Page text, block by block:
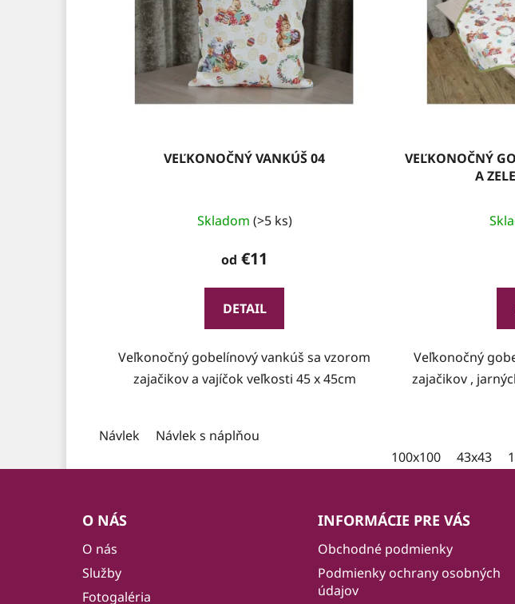
VEĽKONOČNÝ VANKÚŠ 04
Skladom (>5 ks)
od €11
DETAIL
Veľkonočný gobelínový vankúš sa vzorom
zajačikov a vajíčok veľkosti 45 x 45cm
Návlek Návlek s náplňou
VEĽKONOČNÝ
A
Veľkonočný
zajačikov ,
100x100 43x43
O NÁS
O nás
Služby
Fotogaléria
INFORMÁCIE PRE VÁS
Obchodné podmienky
Podmienky ochrany osobných
údajov